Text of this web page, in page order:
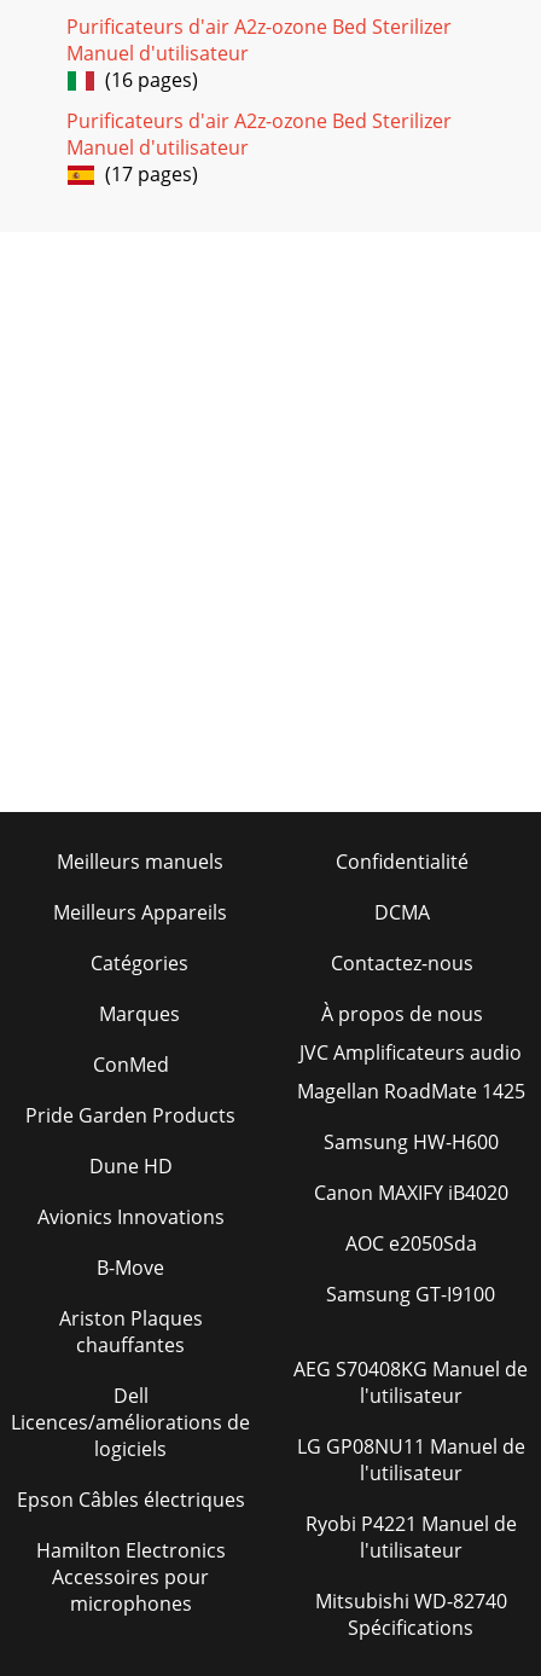
Purificateurs d'air A2z-ozone Bed Sterilizer
Manuel d'utilisateur
(16 pages)
Purificateurs d'air A2z-ozone Bed Sterilizer
Manuel d'utilisateur
(17 pages)
Meilleurs manuels
Meilleurs Appareils
Catégories
Marques
Confidentialité
DCMA
Contactez-nous
À propos de nous
ConMed
Pride Garden Products
Dune HD
Avionics Innovations
B-Move
Ariston Plaques
chauffantes
Dell
Licences/améliorations de
logiciels
Epson Câbles électriques
Hamilton Electronics
Accessoires pour
microphones
JVC Amplificateurs audio
Magellan RoadMate 1425
Samsung HW-H600
Canon MAXIFY iB4020
AOC e2050Sda
Samsung GT-I9100
AEG S70408KG Manuel de
l'utilisateur
LG GP08NU11 Manuel de
l'utilisateur
Ryobi P4221 Manuel de
l'utilisateur
Mitsubishi WD-82740
Spécifications